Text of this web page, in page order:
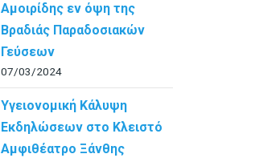
Αμοιρίδης εν όψη της
Βραδιάς Παραδοσιακών
Γεύσεων
07/03/2024
Υγειονομική Κάλυψη
Εκδηλώσεων στο Κλειστό
Αμφιθέατρο Ξάνθης